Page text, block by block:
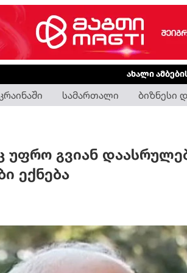
ახალი
სამართალი ბიზნესი
უფრო გვიან
ექნება